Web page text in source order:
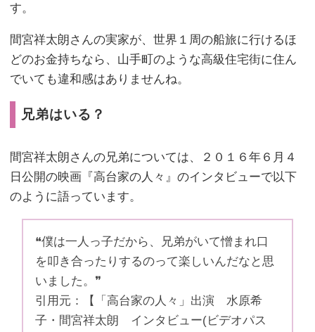
す。
間宮祥太朗さんの実家が、世界１周の船旅に行けるほ
どのお金持ちなら、山手町のような高級住宅街に住ん
でいても違和感はありませんね。
兄弟はいる？
間宮祥太朗さんの兄弟については、２０１６年６月４
日公開の映画『高台家の人々』のインタビューで以下
のように語っています。
❝僕は一人っ子だから、兄弟がいて憎まれ口
を叩き合ったりするのって楽しいんだなと思
いました。❞
引用元：【「高台家の人々」出演 水原希
子・間宮祥太朗 インタビュー(ビデオパス